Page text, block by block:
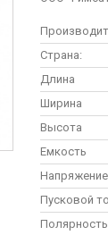
Страна:
Длина
Ширина
Высота
Емкость
Пусковой
Полярность